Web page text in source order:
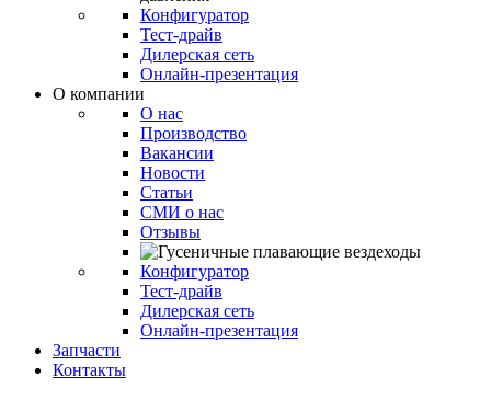
Конфигуратор
Тест-драйв
Дилерская сеть
Онлайн-презентация
О компании
О нас
Производство
Вакансии
Новости
Статьи
СМИ о нас
Отзывы
Конфигуратор
Тест-драйв
Дилерская сеть
Онлайн-презентация
Запчасти
Контакты